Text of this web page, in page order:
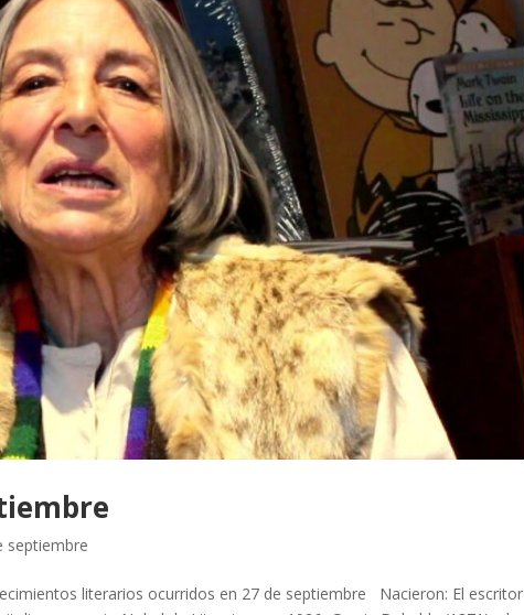
septiembre
literarios ocurridos en 27 de septiembre Nacieron: El escritor